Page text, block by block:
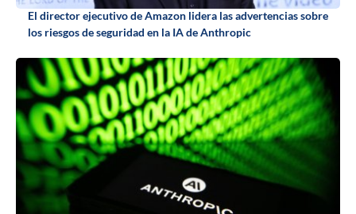
El director ejecutivo de Amazon lidera las advertencias sobre
los riesgos de seguridad en la IA de Anthropic